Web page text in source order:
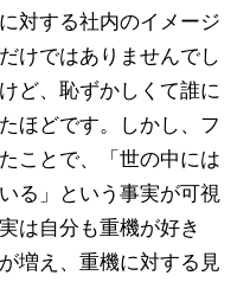
対する社内のイメージ
けではありませんでし
ど、恥ずかしくて誰に
ほどです。しかし、フ
ことで、「世の中には
る」という事実が可視
は自分も重機が好き
増え、重機に対する見